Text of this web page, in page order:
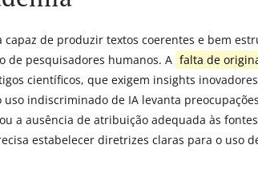
capaz de produzir textos coerentes e bem
de pesquisadores humanos. A falta de
científicos, que exigem insights
indiscriminado de IA levanta
a ausência de atribuição adequada às
estabelecer diretrizes claras para o uso